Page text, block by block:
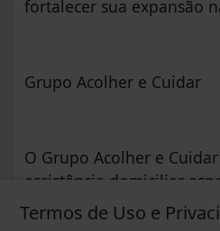
fortalecer sua expansão
Grupo Acolher e Cuidar
O Grupo Acolher e
assistência domiciliar
Hospital at Home, criada
Termos de Uso e